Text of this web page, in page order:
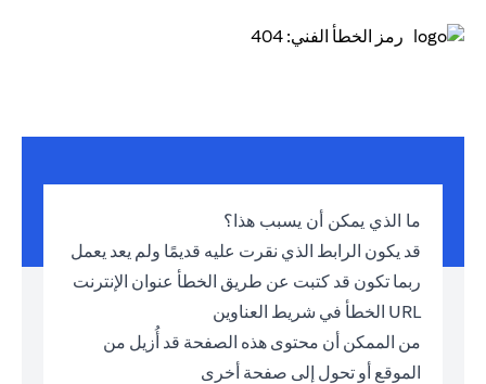
رمز الخطأ الفني: 404
ما الذي يمكن أن يسبب هذا؟
قد يكون الرابط الذي نقرت عليه قديمًا ولم يعد يعمل
ربما تكون قد كتبت عن طريق الخطأ عنوان الإنترنت
URL الخطأ في شريط العناوين
من الممكن أن محتوى هذه الصفحة قد أُزيل من
الموقع أو تحول إلى صفحة أخرى